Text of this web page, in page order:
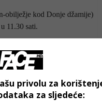
obilježje kod Donje džamije)
11.30 sati.
privolu za
za sljedeće: